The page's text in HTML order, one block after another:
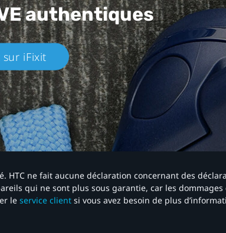
authentiques​
iFixit​
ne fait aucune déclaration concernant des
qui ne sont plus sous garantie, car les dommages
le service client si vous avez besoin de plus